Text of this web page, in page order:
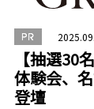
【抽選30
体験会、
登壇